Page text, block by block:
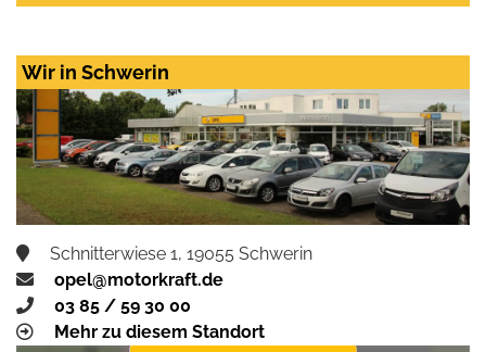
Wir in Schwerin
Schnitterwiese 1, 19055 Schwerin
opel@motorkraft.de
03 85 / 59 30 00
Mehr zu diesem Standort